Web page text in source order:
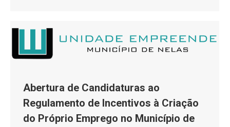
Abertura de Candidaturas ao
Regulamento de Incentivos à Criação
do Próprio Emprego no Município de